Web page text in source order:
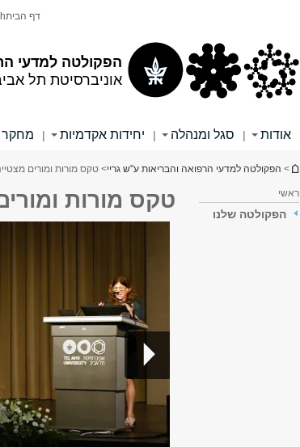
הפקולטה למדעי
אוניברסיטת תל
דף הבית
אודות | סגל ומנהלה | יחידות אקדמיות | מחקר
הינך נמצא כאן
> הפקולטה למדעי הרפואה והבריאות ע"ש גריי> טקס מורות ומורים
ראשי
הפקולטה שלנו
טקס מורות